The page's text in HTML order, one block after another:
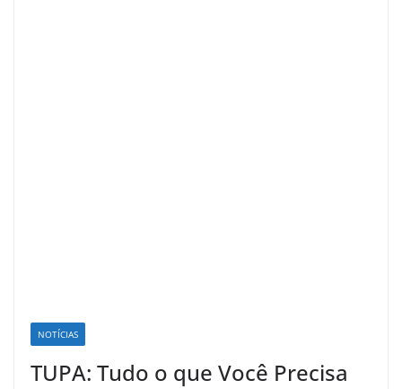
NOTÍCIAS
TUPA: Tudo o que Você Precisa